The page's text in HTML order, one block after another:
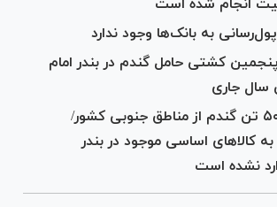
انجام شده است
به بانک‌ها وجود ندارد
کشتی حامل گندم در بندر امام
سال جاری
خریداری ۵۰۰ تن گندم از مناطق جنوبی کشور/
کالاهای اساسی موجود در بندر
نشده است